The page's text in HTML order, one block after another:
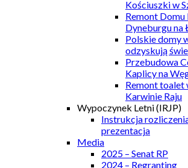
Kościuszki w
Remont
Dyneburgu na
Polskie domy
odzyskują
Przebudowa
Kaplicy na
Remont toalet
Karwinie Raju
Wypoczynek Letni (IRJP)
Instrukcja
prezentacja
Media
2025 – Senat RP
2024 – Regranting